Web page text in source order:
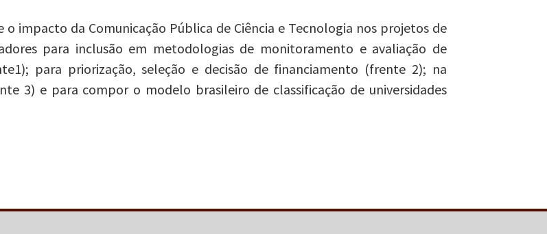
impacto da Comunicação Pública de Ciência e Tecnologia nos projetos de
para inclusão em metodologias de monitoramento e avaliação de
para priorização, seleção e decisão de financiamento (frente 2); na
3) e para compor o modelo brasileiro de classificação de universidades